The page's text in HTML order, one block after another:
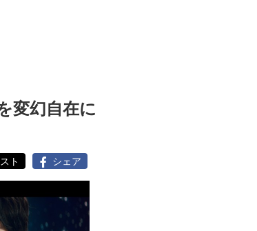
変幻自在に
ト シェア